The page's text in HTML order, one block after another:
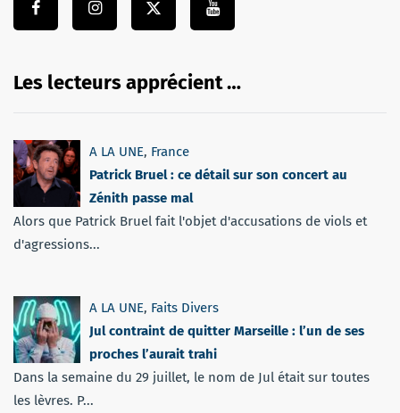
Les lecteurs apprécient …
A LA UNE, France
Patrick Bruel : ce détail sur son concert au
Zénith passe mal
Alors que Patrick Bruel fait l'objet d'accusations de viols et
d'agressions...
A LA UNE, Faits Divers
Jul contraint de quitter Marseille : l’un de ses
proches l’aurait trahi
Dans la semaine du 29 juillet, le nom de Jul était sur toutes
les lèvres. P...